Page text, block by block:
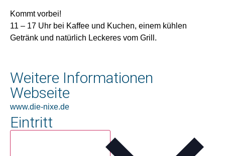
Kommt vorbei!
11 – 17 Uhr bei Kaffee und Kuchen, einem kühlen
Getränk und natürlich Leckeres vom Grill.
Weitere Informationen
Webseite
www.die-nixe.de
Eintritt